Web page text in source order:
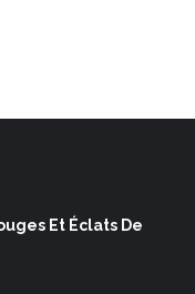
Et Éclats De